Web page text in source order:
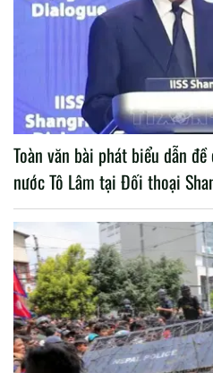
Toàn văn bài phát biểu dẫn
nước Tô Lâm tại Đối thoại